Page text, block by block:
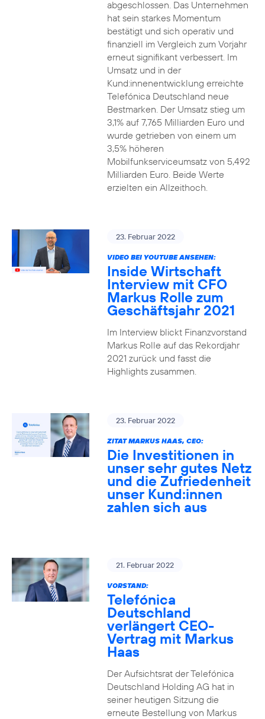
abgeschlossen. Das Unternehmen
hat sein starkes Momentum
bestätigt und sich operativ und
finanziell im Vergleich zum Vorjahr
erneut signifikant verbessert. Im
Umsatz und in der
Kund:innenentwicklung erreichte
Telefónica Deutschland neue
Bestmarken. Der Umsatz stieg um
3,1% auf 7,765 Milliarden Euro und
wurde getrieben von einem um
3,5% höheren
Mobilfunkserviceumsatz von 5,492
Milliarden Euro. Beide Werte
erzielten ein Allzeithoch.
23. Februar 2022
VIDEO BEI YOUTUBE ANSEHEN:
Inside Wirtschaft
Interview mit CFO
Markus Rolle zum
Geschäftsjahr 2021
Im Interview blickt Finanzvorstand
Markus Rolle auf das Rekordjahr
2021 zurück und fasst die
Highlights zusammen.
23. Februar 2022
ZITAT MARKUS HAAS, CEO:
Die Investitionen in
unser sehr gutes Netz
und die Zufriedenheit
unser Kund:innen
zahlen sich aus
21. Februar 2022
VORSTAND:
Telefónica
Deutschland
verlängert CEO-
Vertrag mit Markus
Haas
Der Aufsichtsrat der Telefónica
Deutschland Holding AG hat in
seiner heutigen Sitzung die
erneute Bestellung von Markus